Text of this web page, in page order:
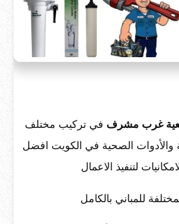
غرب مشرف في تركيب مختلف
والأدوات الصحية في الكويت افضل
لتنفيذ الاعمال
للمباني بالكامل